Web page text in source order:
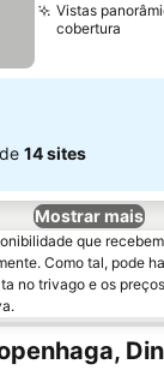
Vistas
cobertura
14 sites
Mostrar mais
que
Como tal, pode
no trivago e os